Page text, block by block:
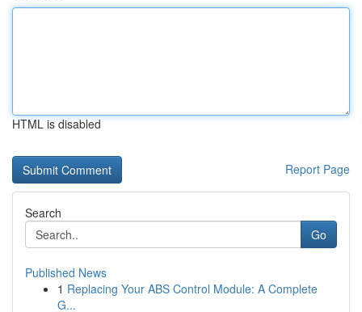
HTML is disabled
Report Page
Search
Go
Published News
1 Replacing Your ABS Control Module: A Complete
G...